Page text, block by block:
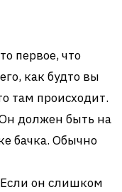
первое, что
как будто вы
там происходит.
должен быть на
бачка. Обычно
он слишком